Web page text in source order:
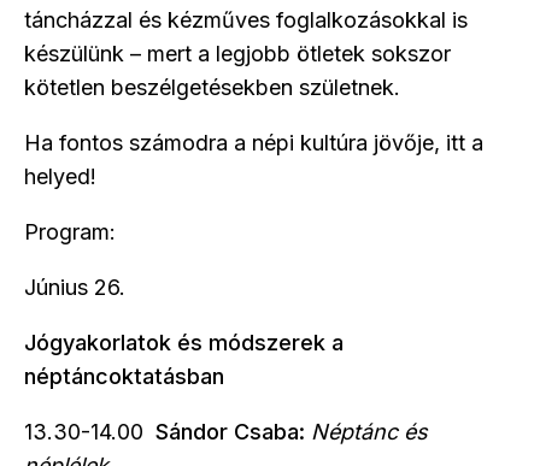
táncházzal és kézműves foglalkozásokkal is
készülünk – mert a legjobb ötletek sokszor
kötetlen beszélgetésekben születnek.
Ha fontos számodra a népi kultúra jövője, itt a
helyed!
Program:
Június 26.
Jógyakorlatok és módszerek a
néptáncoktatásban
13.30-14.00 Sándor Csaba: Néptánc és